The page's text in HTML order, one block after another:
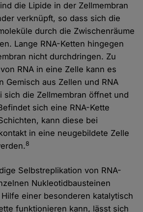
die Lipide in der Zellmembran
verknüpft, so dass sich die
durch die Zwischenräume
Lange RNA-Ketten hingegen
nicht durchdringen. Zu
RNA in eine Zelle kann es
Gemisch aus Zellen und RNA
sich die Zellmembran öffnet und
sich eine RNA-Kette
kann diese bei
in eine neugebildete Zelle
8
Selbstreplikation von RNA-
Nukleotidbausteinen
einer besonderen katalytisch
funktionieren kann, lässt sich